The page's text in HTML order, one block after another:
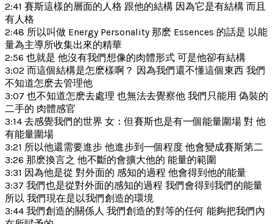
2:41 賽斯這樣的層面的人格 跟他的結構 因為它是有結構 而且
有人格
2:48 所以叫做 Energy Personality 那麽 Essences 的話是 以能
量為主導所收集出來的精華
2:56 也就是 他沒有我們想像的肉體形式 可是他卻有結構
3:02 而這個結構是怎麽樣啊？ 因為我們還不懂這個東西 我們
不知道怎麽去管理他
3:07 也不知道怎麽去處理 也無法去覺察他 我們只能用 偽裝的
二手的 肉體感官
3:14 去感覺我們的世界 女：但賽斯也是有一個能量圍場 對 他
有能量圍場
3:21 所以他還需要進步 他進步到一個程度 他會變成賽斯第二
3:26 那麽換言之 他不斷的會擴大他的 能量的範圍
3:31 因為他是從 對外面的 感知的過程 他會得到他的能量
3:37 我們也是從對外面的感知的過程 我們會得到我們的能量
所以 我們現在是以我們創造的環境
3:44 我們創造的關係人 我們創造的對等的任何 能夠把我們內